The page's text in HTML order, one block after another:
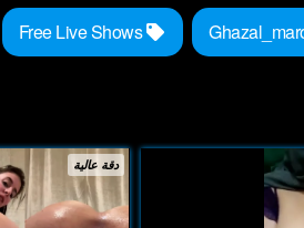
Free Live Shows
دقة عالية